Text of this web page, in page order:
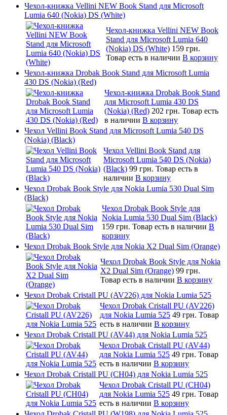
Чехол-книжка Vellini NEW Book Stand для Microsoft
Lumia 640 (Nokia) DS (White)
Чехол-книжка Vellini NEW Book
Stand для Microsoft Lumia 640
(Nokia) DS (White) 159 грн.
Товар есть в наличии В корзину
Чехол-книжка Drobak Book Stand для Microsoft Lumia
430 DS (Nokia) (Red)
Чехол-книжка Drobak Book Stand
для Microsoft Lumia 430 DS
(Nokia) (Red) 202 грн. Товар есть
в наличии В корзину
Чехол Vellini Book Stand для Microsoft Lumia 540 DS
(Nokia) (Black)
Чехол Vellini Book Stand для
Microsoft Lumia 540 DS (Nokia)
(Black) 99 грн. Товар есть в
наличии В корзину
Чехол Drobak Book Style для Nokia Lumia 530 Dual Sim
(Black)
Чехол Drobak Book Style для
Nokia Lumia 530 Dual Sim (Black)
159 грн. Товар есть в наличии В
корзину
Чехол Drobak Book Style для Nokia X2 Dual Sim (Orange)
Чехол Drobak Book Style для Nokia
X2 Dual Sim (Orange) 99 грн.
Товар есть в наличии В корзину
Чехол Drobak Cristall PU (AV226) для Nokia Lumia 525
Чехол Drobak Cristall PU (AV226)
для Nokia Lumia 525 49 грн. Товар
есть в наличии В корзину
Чехол Drobak Cristall PU (AV44) для Nokia Lumia 525
Чехол Drobak Cristall PU (AV44)
для Nokia Lumia 525 49 грн. Товар
есть в наличии В корзину
Чехол Drobak Cristall PU (CH04) для Nokia Lumia 525
Чехол Drobak Cristall PU (CH04)
для Nokia Lumia 525 49 грн. Товар
есть в наличии В корзину